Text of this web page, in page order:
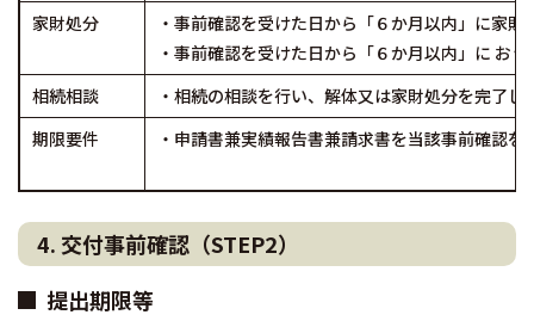
家財処分
・事前確認を受けた日から「６か月以内」に家
・事前確認を受けた日から「６か月以内」に お
相続相談
・相続の相談を行い、解体又は家財処分を完了し
期限要件
・申請書兼実績報告書兼請求書を当該事前確認
4. 交付事前確認（STEP2）
提出期限等